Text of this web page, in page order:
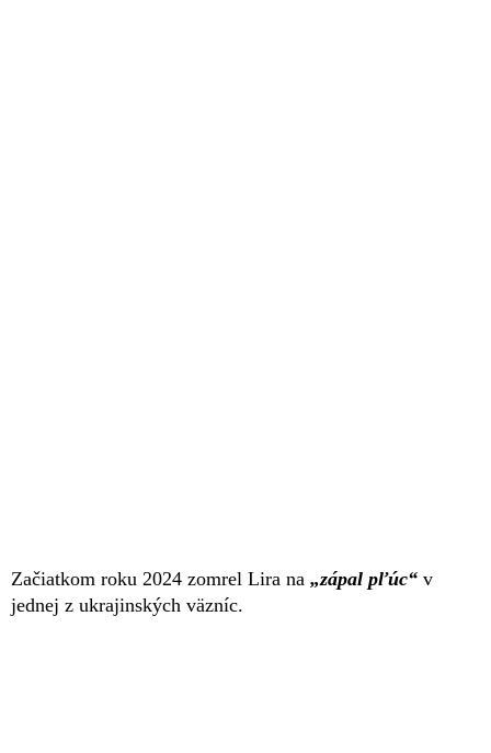
Začiatkom roku 2024 zomrel Lira na „zápal pľúc“ v
jednej z ukrajinských väzníc.